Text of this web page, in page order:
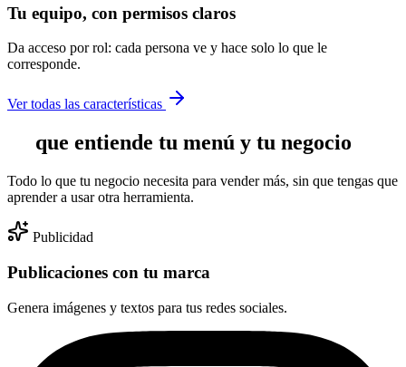
Tu equipo, con permisos claros
Da acceso por rol: cada persona ve y hace solo lo que le
corresponde.
Ver todas las características
que entiende tu menú y tu negocio
Todo lo que tu negocio necesita para vender más, sin que tengas que
aprender a usar otra herramienta.
Publicidad
Publicaciones con tu marca
Genera imágenes y textos para tus redes sociales.